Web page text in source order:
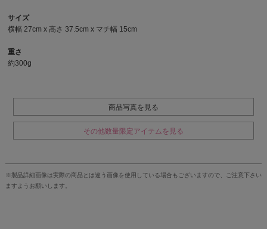
サイズ
横幅 27cm x 高さ 37.5cm x マチ幅 15cm
重さ
約300g
商品写真を見る
その他数量限定アイテムを見る
※製品詳細画像は実際の商品とは違う画像を使用している場合もございますので、ご注意下さい
ますようお願いします。